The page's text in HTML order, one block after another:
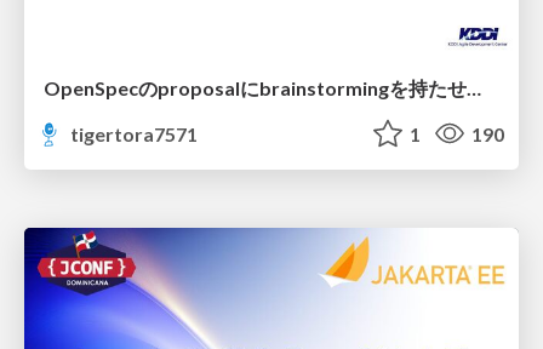
tigertora7571
1 190